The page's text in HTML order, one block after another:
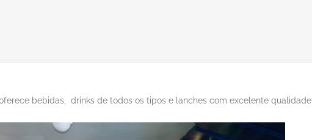
bebidas, drinks de todos os tipos e lanches com excelente qualidade